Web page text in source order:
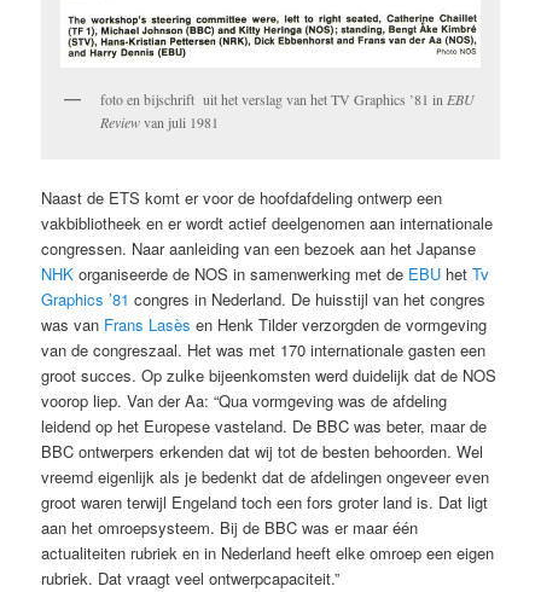
foto en bijschrift uit het verslag van het TV Graphics ’81 in EBU
Reviewvan juli 1981
Naast de ETS komt er voor de hoofdafdeling ontwerp een
vakbibliotheek en er wordt actief deelgenomen aan internationale
congressen. Naar aanleiding van een bezoek aan het Japanse
NHK organiseerde de NOS in samenwerking met de EBU hetTv
Graphics ’81 congres in Nederland. De huisstijl van het congres
was van Frans Lasès en Henk Tilder verzorgden de vormgeving
van de congreszaal. Het was met 170 internationale gasten een
groot succes. Op zulke bijeenkomsten werd duidelijk dat de NOS
voorop liep. Van der Aa: “Qua vormgeving was de afdeling
leidend op het Europese vasteland. De BBC was beter, maar de
BBC ontwerpers erkenden dat wij tot de besten behoorden. Wel
vreemd eigenlijk als je bedenkt dat de afdelingen ongeveer even
groot waren terwijl Engeland toch een fors groter land is. Dat ligt
aan het omroepsysteem. Bij de BBC was er maar één
actualiteiten rubriek en in Nederland heeft elke omroep een eigen
rubriek. Dat vraagt veel ontwerpcapaciteit.”